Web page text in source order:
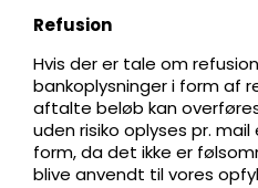
Refusion
Hvis der er tale om
bankoplysninger i form af
aftalte beløb kan
uden risiko oplyses pr.
form, da det ikke er
blive anvendt til vores